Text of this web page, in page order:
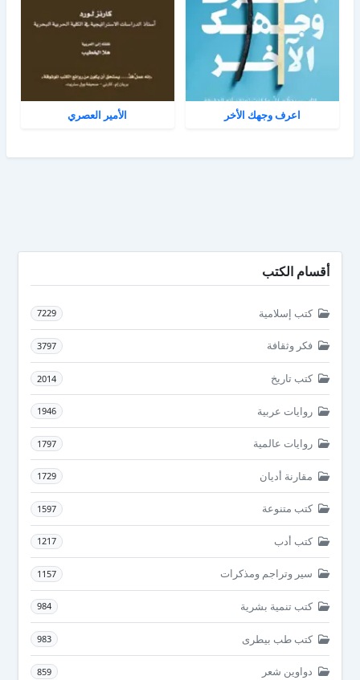
اعرف وجهك الأخر الأمير العصري
أقسام الكتب
كتب إسلامية 7229
فكر وثقافة 3797
كتب تاريخ 2014
روايات عربية 1946
روايات عالمية 1797
مقارنة أديان 1729
كتب متنوعة 1597
كتب أدب 1217
سير وتراجم ومذكرات 1157
كتب تنمية بشرية 984
كتب طب بيطرى 983
دواوين شعر 859